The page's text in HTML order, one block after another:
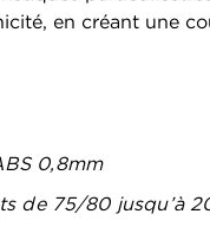
en créant une
0,8mm
de 75/80 jusqu’à